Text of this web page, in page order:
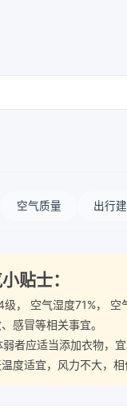
空气质量 出行
贴士：
， 空气湿度71%， 空
感冒等相关事宜。
应适当添加衣物，
度适宜，风力不大，